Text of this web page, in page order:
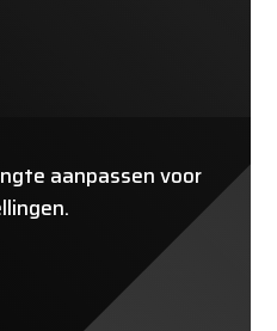
aanpassen voor